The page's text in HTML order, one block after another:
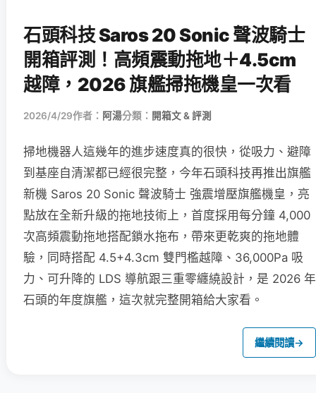
石頭科技 Saros 20 Sonic 聲波騎士
開箱評測！高頻震動拖地＋4.5cm
越障，2026 旗艦掃拖機皇一次看
2026/4/29作者： 阿湯分類： 開箱文 & 評測
掃地機器人這幾年的進步速度真的很快，從吸力、避障
到基座自清潔都已經很完整，今年石頭科技再推出旗艦
新機 Saros 20 Sonic 聲波騎士 強震增壓旗艦機皇，亮
點放在全新升級的拖地技術上，首度採用每分鐘 4,000
次高頻震動拖地搭配鎖水拖布，帶來更乾爽的拖地體
驗，同時搭配 4.5+4.3cm 雙門檻越障、36,000Pa 吸
力、可升降的 LDS 導航跟三重零纏繞設計，是 2026 年
石頭的年度旗艦，這次就完整開箱給大家看。
繼續閱讀→